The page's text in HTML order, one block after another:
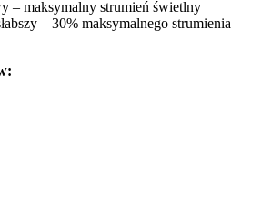
– maksymalny strumień świetlny
– 30% maksymalnego strumienia